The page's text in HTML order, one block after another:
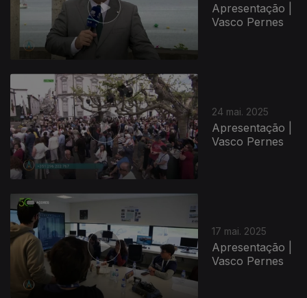
Apresentação |
Vasco Pernes
24 mai. 2025
Apresentação |
Vasco Pernes
17 mai. 2025
Apresentação |
Vasco Pernes